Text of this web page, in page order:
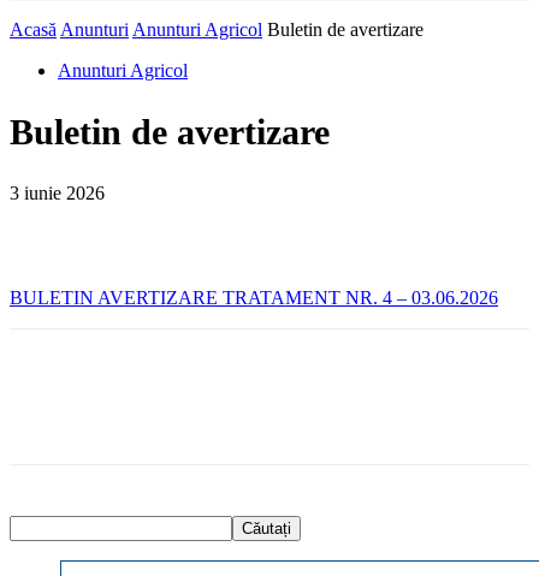
Acasă Anunturi Anunturi Agricol Buletin de avertizare
Anunturi Agricol
Buletin de avertizare
3 iunie 2026
BULETIN AVERTIZARE TRATAMENT NR. 4 – 03.06.2026